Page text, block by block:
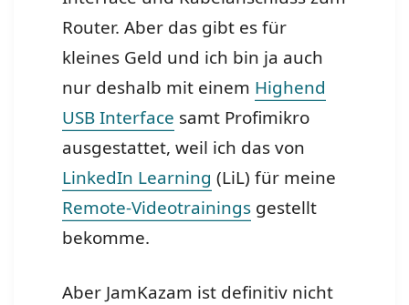
Router. Aber das gibt es für
kleines Geld und ich bin ja auch
nur deshalb mit einem Highend
USB Interface samt Profimikro
ausgestattet, weil ich das von
LinkedIn Learning (LiL) für meine
Remote-Videotrainings gestellt
bekomme.
Aber JamKazam ist definitiv nicht